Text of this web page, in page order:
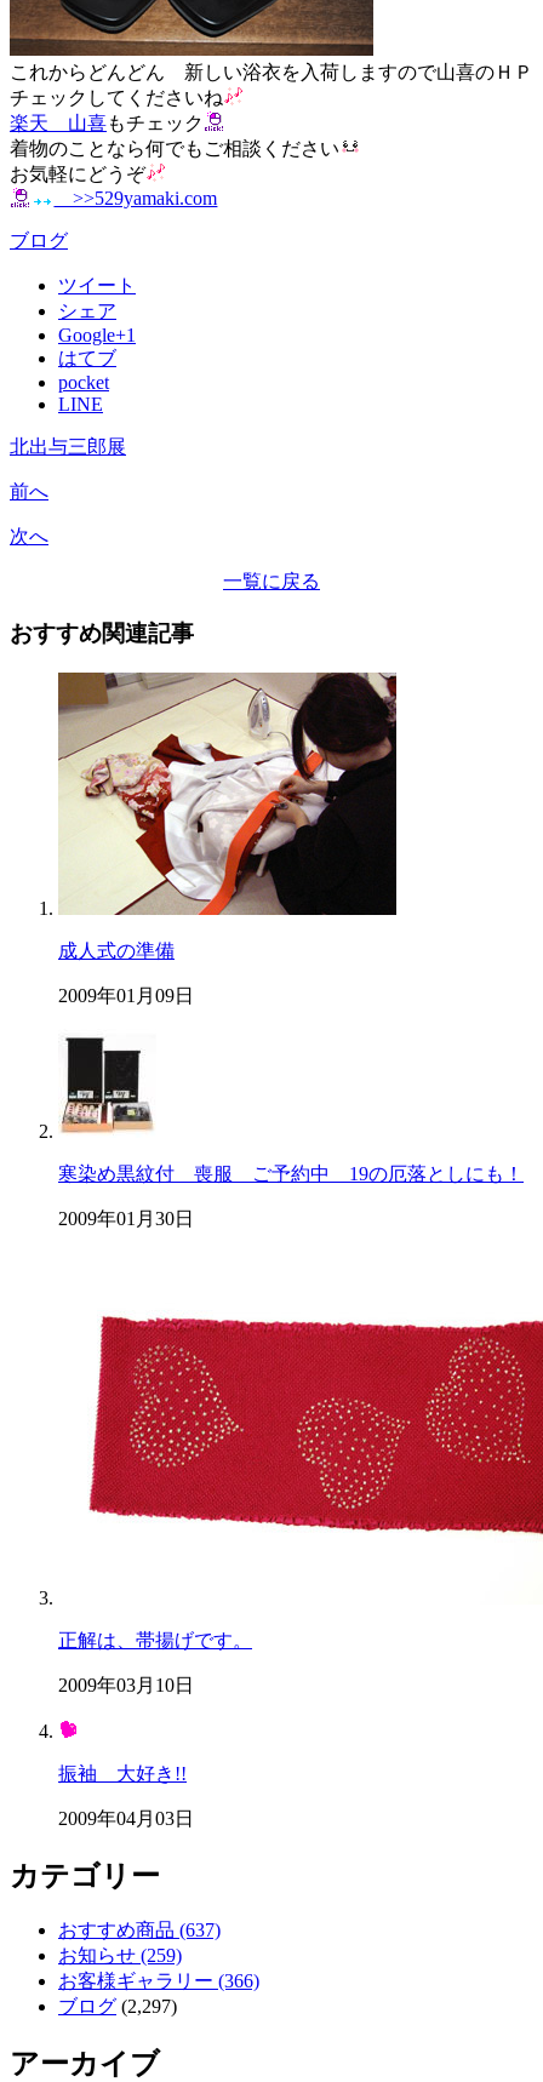
これからどんどん 新しい浴衣を入荷しますので山喜のＨＰ
チェックしてくださいね
楽天 山喜もチェック
着物のことなら何でもご相談ください
お気軽にどうぞ
>>529yamaki.com
ブログ
ツイート
シェア
Google+1
はてブ
pocket
LINE
北出与三郎展
前へ
次へ
一覧に戻る
おすすめ関連記事
成人式の準備
2009年01月09日
寒染め黒紋付 喪服 ご予約中 19の厄落としにも！
2009年01月30日
正解は、帯揚げです。
2009年03月10日
振袖 大好き!!
2009年04月03日
カテゴリー
おすすめ商品 (637)
お知らせ (259)
お客様ギャラリー (366)
ブログ (2,297)
アーカイブ